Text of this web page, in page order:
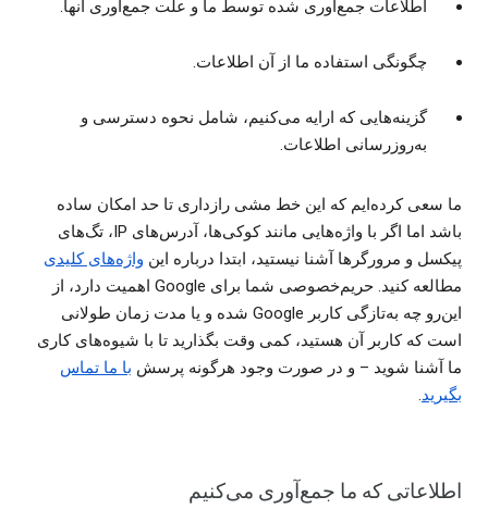
اطلاعات جمع‌آوری شده توسط ما و علت جمع‌آوری آنها.
چگونگی استفاده ما از آن اطلاعات.
گزینه‌هایی که ارایه می‌کنیم، شامل نحوه دسترسی و
به‌روزرسانی اطلاعات.
ما سعی کرده‌ایم که این خط مشی رازداری تا حد امکان ساده
باشد اما اگر با واژه‌هایی مانند کوکی‌ها، آدرس‌های IP، تگ‌های
پیکسل و مرورگر‌ها آشنا نیستید، ابتدا درباره این واژه‌های کلیدی
مطالعه کنید. حریم‌خصوصی شما برای Google اهمیت دارد، از
این‌رو چه به‌تازگی کاربر Google شده‌ و یا مدت زمان طولانی
است که کاربر آن هستید، کمی وقت بگذارید تا با شیوه‌های کاری
ما آشنا شوید – و در صورت وجود هرگونه پرسش با ما تماس
بگیرید.
اطلاعاتی که ما جمع‌آوری می‌کنیم